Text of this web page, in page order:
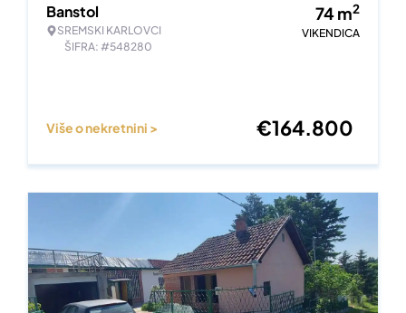
Banstol
SREMSKI KARLOVCI
ŠIFRA: #548280
74m2
VIKENDICA
Više o nekretnini > €164.800